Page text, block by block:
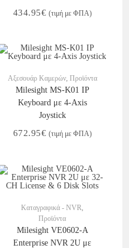
434.95€ (τιμή με ΦΠΑ)
Αξεσουάρ Καμερών, Προϊόντα
Milesight MS-K01 IP
Keyboard με 4-Axis
Joystick
672.95€ (τιμή με ΦΠΑ)
Καταγραφικά - NVR
Προϊόντα
Milesight VE0602-A
Enterprise NVR 2U με